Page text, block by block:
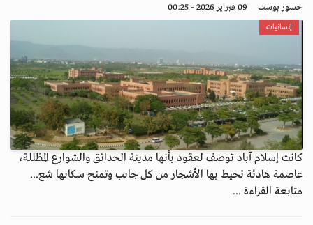
جسور بوست 09 فبراير 2026 - 00:25
إنسانيات
كانت إسلام آباد توصف لعقود بأنها مدينة الحدائق والشوارع المظللة،
عاصمة هادئة تحيط بها الأشجار من كل جانب وتمنح سكانها شع...
متابعة القراءة ...